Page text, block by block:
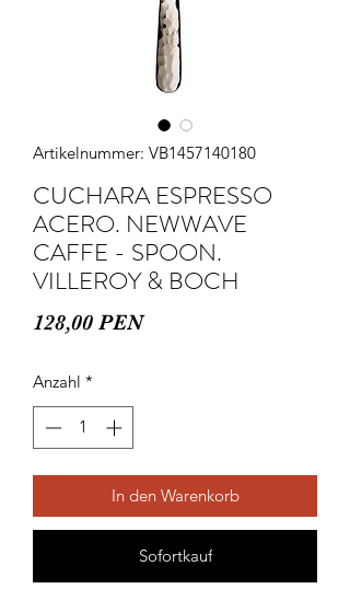
Artikelnummer: VB1457140180
CUCHARA ESPRESSO
ACERO. NEWWAVE
CAFFE - SPOON.
VILLEROY & BOCH
128,00 PENPreis
Anzahl *
In den Warenkorb
Sofortkauf